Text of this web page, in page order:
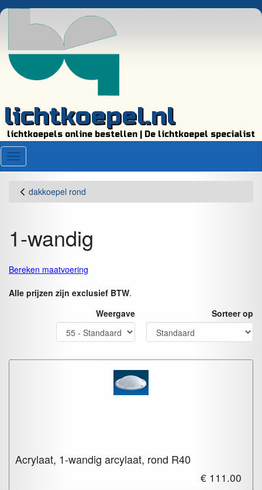
lichtkoepel.nl
lichtkoepels online bestellen | De lichtkoepel specialist
Menu
dakkoepel rond
1-wandig
Bereken maatvoering
Alle prijzen zijn exclusief BTW.
Weergave
Sorteer op
Acrylaat, 1-wandig arcylaat, rond R40
€ 111.00